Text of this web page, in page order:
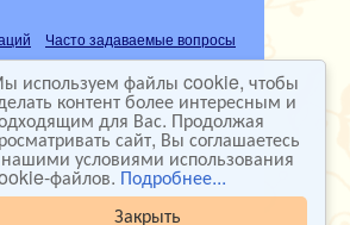
Закрыть
используем файлы cookie, чтобы
контент более интересным и
для Вас. Продолжая
сайт, Вы соглашаетесь
условиями использования
файлов. Подробнее...
Часто задаваемые вопросы